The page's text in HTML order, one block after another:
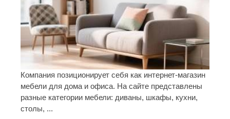
Компания позиционирует себя как интернет-магазин
мебели для дома и офиса. На сайте представлены
разные категории мебели: диваны, шкафы, кухни,
столы, ...